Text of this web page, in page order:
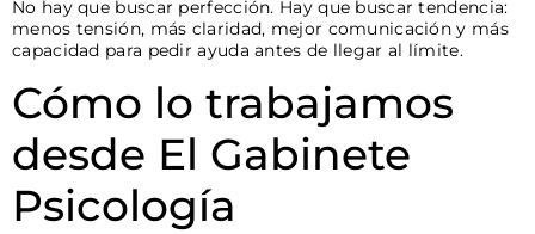
No hay que buscar perfección. Hay que buscar tendencia:
menos tensión, más claridad, mejor comunicación y más
capacidad para pedir ayuda antes de llegar al límite.
Cómo lo trabajamos
desde El Gabinete
Psicología